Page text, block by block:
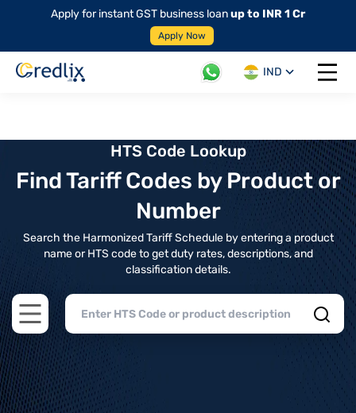
Apply for instant GST business loanup to INR 1 Cr
Apply Now
IND
Open
HTS Code Lookup
Find Tariff Codes by Product or
Number
Search the Harmonized Tariff Schedule by entering a product
name or HTS code to get duty rates, descriptions, and
classification details.
Open main menu